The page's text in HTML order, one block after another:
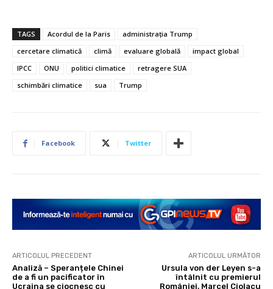
TAGS Acordul de la Paris
administrația Trump
cercetare climatică
climă evaluare globală
impact global
IPCC
ONU politici climatice
retragere SUA
schimbări climatice
sua Trump
Facebook Twitter
ARTICOLUL PRECEDENT
Analiză – Speranțele Chinei
de a fi un pacificator în
Ucraina se ciocnesc cu
ARTICOLUL URMĂTOR
Ursula von der Leyen s-a
întâlnit cu premierul
României, Marcel Ciolacu